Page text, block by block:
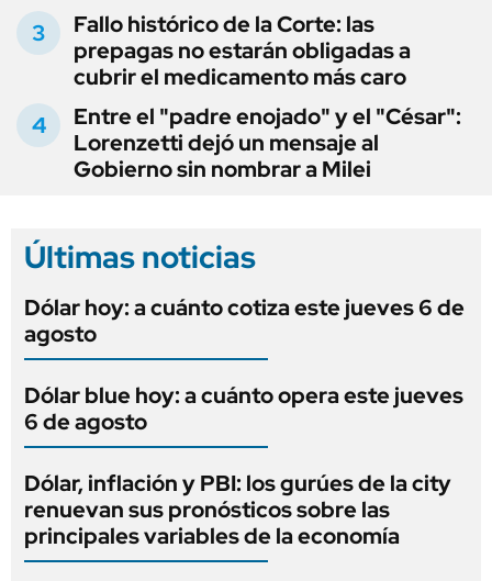
Fallo histórico de la Corte: las
prepagas no estarán obligadas a
cubrir el medicamento más caro
Entre el "padre enojado" y el "César":
Lorenzetti dejó un mensaje al
Gobierno sin nombrar a Milei
Últimas noticias
Dólar hoy: a cuánto cotiza este jueves 6 de
agosto
Dólar blue hoy: a cuánto opera este jueves
6 de agosto
Dólar, inflación y PBI: los gurúes de la city
renuevan sus pronósticos sobre las
principales variables de la economía